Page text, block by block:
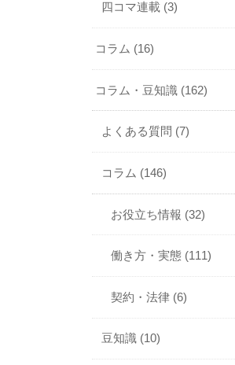
四コマ連載 (3)
コラム (16)
コラム・豆知識 (162)
よくある質問 (7)
コラム (146)
お役立ち情報 (32)
働き方・実態 (111)
契約・法律 (6)
豆知識 (10)